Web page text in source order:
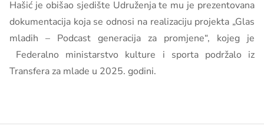
Hašić je obišao sjedište Udruženja te mu je prezentovana
dokumentacija koja se odnosi na realizaciju projekta „Glas
mladih – Podcast generacija za promjene“, kojeg je
Federalno ministarstvo kulture i sporta podržalo iz
Transfera za mlade u 2025. godini.